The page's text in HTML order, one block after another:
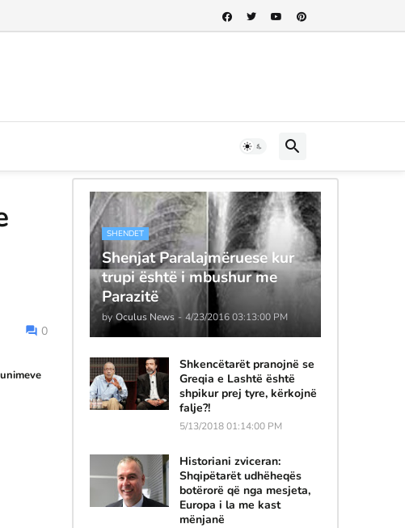
0
SHENDET
Shenjat Paralajmëruese kur
trupi është i mbushur me
Parazitë
by Oculus News - 4/23/2016 03:13:00 PM
Shkencëtarët pranojnë se
Greqia e Lashtë është
shpikur prej tyre, kërkojnë
falje?!
5/13/2018 01:14:00 PM
Historiani zviceran:
Shqipëtarët udhëheqës
botërorë që nga mesjeta,
Europa i la me kast
mënjanë